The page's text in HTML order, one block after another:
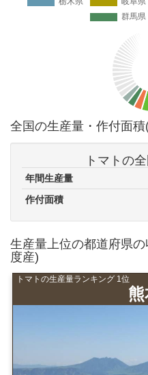
全国の生産量・作付面
トマトの
年間生産量
作付面積
生産量上位の都道府県
度産)
トマトの生産量ランキング 1位